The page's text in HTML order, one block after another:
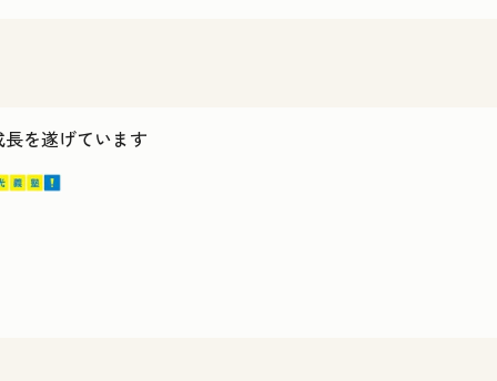
を遂げています